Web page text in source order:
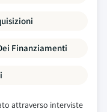
Finanziamenti
attraverso interviste